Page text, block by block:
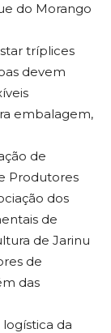
do Morango
tríplices
devem
embalagem,
de
Produtores
dos
de
de Jarinu
de
das
da